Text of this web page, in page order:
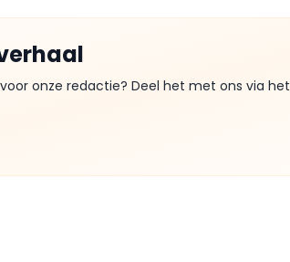
onze redactie? Deel het met ons via het